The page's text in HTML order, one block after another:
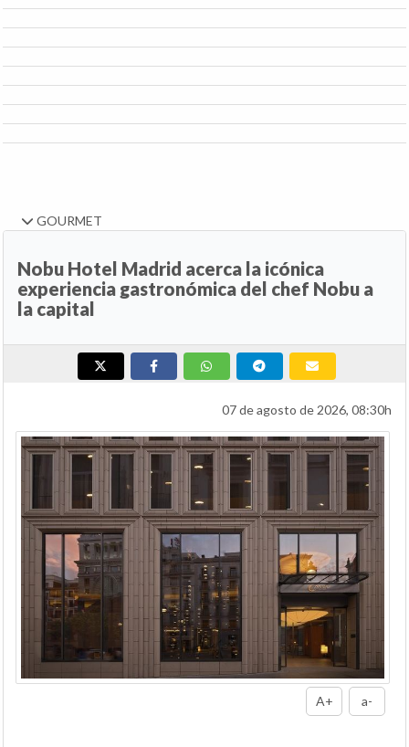
GOURMET
Nobu Hotel Madrid acerca la icónica
experiencia gastronómica del chef Nobu a
la capital
07 de agosto de 2026, 08:30h
A+ a-